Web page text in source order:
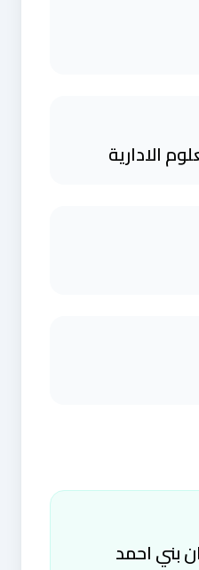
الادارية
بني احمد